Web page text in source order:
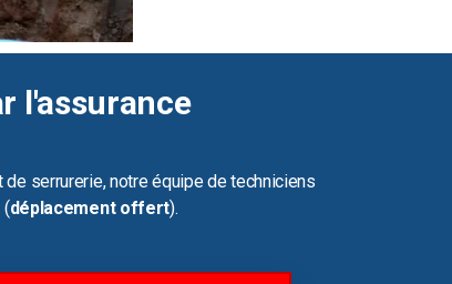
l'assurance
serrurerie, notre équipe de techniciens
(déplacement offert).